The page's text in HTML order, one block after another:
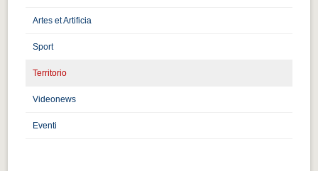
Muoversi a Vigevano
Artes et Artificia
Sport
Territorio
Videonews
Eventi